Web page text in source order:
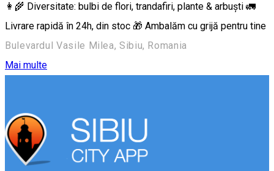
👩‍🌾 Diversitate: bulbi de flori, trandafiri, plante & arbuști 🚛
Livrare rapidă în 24h, din stoc 🎁 Ambalăm cu grijă pentru tine
Bulevardul Vasile Milea, Sibiu, Romania
Mai multe